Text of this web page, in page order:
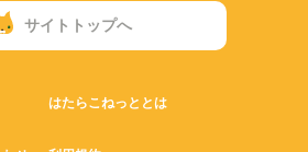
サイトトップへ
はたらこねっととは